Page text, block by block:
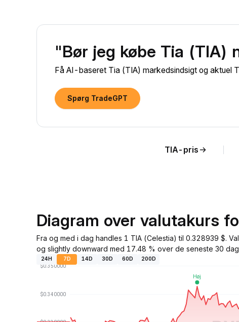
"Bør jeg købe Tia (TIA)
Få AI-baseret Tia (TIA) markedsindsigt og aktuel
Spørg TradeGPT
TIA-pris
Diagram over valutakurs
Fra og med i dag handles 1 TIA (Celestia) til 0.328939 $.
og slightly downward med 17.48 % over de seneste 30
24H 7D 14D 30D 60D 200D